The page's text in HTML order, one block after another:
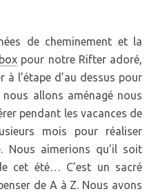
de cheminement et la
pour notre Rifter adoré,
l’étape d’au dessus pour
allons aménagé nous
pendant les vacances de
mois pour réaliser
Nous aimerions qu’il soit
cet été… C’est un sacré
de A à Z. Nous avons